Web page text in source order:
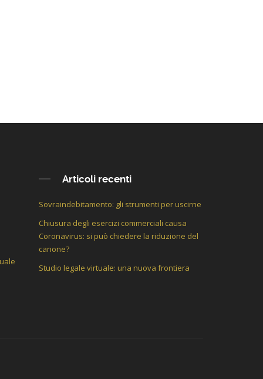
Articoli recenti
Sovraindebitamento: gli strumenti per uscirne
Chiusura degli esercizi commerciali causa
Coronavirus: si può chiedere la riduzione del
canone?
Studio legale virtuale: una nuova frontiera